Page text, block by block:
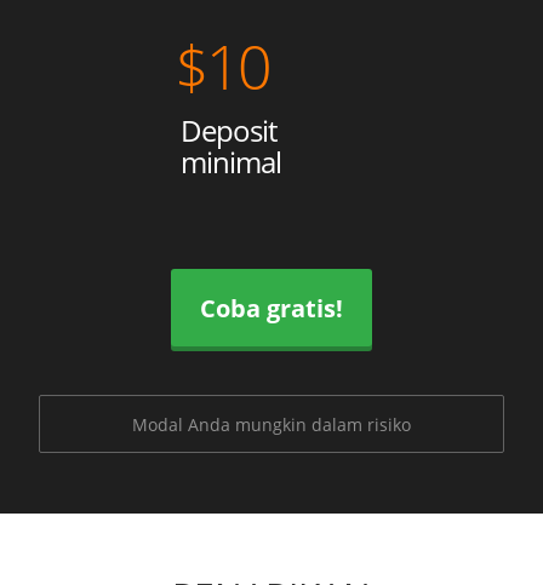
$10
Deposit
minimal
Coba gratis!
Modal Anda mungkin dalam risiko